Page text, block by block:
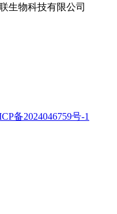
生物科技有限公司
备2024046759号-1